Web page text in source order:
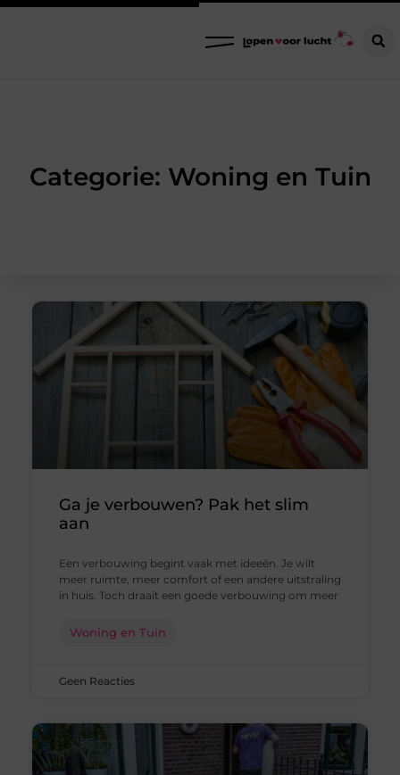
Categorie: Woning en Tuin
Ga je verbouwen? Pak het slim
aan
Een verbouwing begint vaak met ideeën. Je wilt
meer ruimte, meer comfort of een andere uitstraling
in huis. Toch draait een goede verbouwing om meer
Woning en Tuin
Geen Reacties